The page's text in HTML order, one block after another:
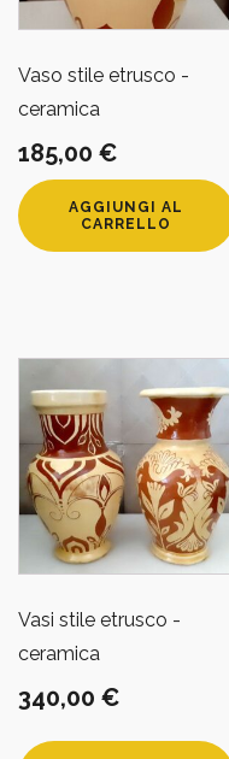
Vaso stile etrusco -
ceramica
185,00 €
AGGIUNGI AL
CARRELLO
Vasi stile etrusco -
ceramica
340,00 €